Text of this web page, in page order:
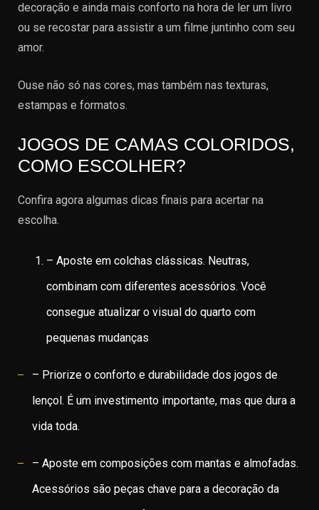
decoração e ainda mais conforto na hora de ler um livro
ou se recostar para assistir a um filme juntinho com seu
amor.
Ouse não só nas cores, mas também nas texturas,
estampas e formatos.
JOGOS DE CAMAS COLORIDOS,
COMO ESCOLHER?
Confira agora algumas dicas finais para acertar na
escolha.
– Aposte em colchas clássicas. Neutras,
combinam com diferentes acessórios. Você
consegue atualizar o visual do quarto com
pequenas mudanças
– Priorize o conforto e durabilidade dos jogos de
lençol. É um investimento importante, mas que dura a
vida toda.
– Aposte em composições com mantas e almofadas.
Acessórios são peças chave para a decoração da